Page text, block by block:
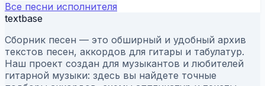
Все песни исполнителя
textbase
Сборник песен — это обширный и удобный архив
текстов песен, аккордов для гитары и табулатур.
Наш проект создан для музыкантов и любителей
гитарной музыки: здесь вы найдете точные